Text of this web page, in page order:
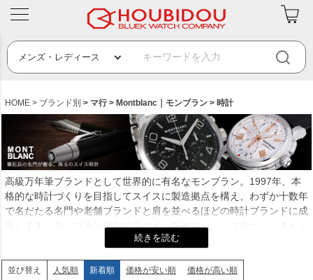
HOME ブランド別 マ行 Montblanc｜モンブラン 時計
高級万年筆ブランドとして世界的に有名なモンブラン。1997年、本
格的な時計づくりを目指してスイスに製造拠点を構え、わずか十数年
で名だたる名門や老舗ブランドと肩を並べるほどの時計ブランドに成
長します。モンブラン独自のスタイルを確立し、「スター」「タイム
ウォーカー」などの名作が次々と登場。そこに息づくのは本物のモノ
（オート・オルロジュリ）を遵守する姿勢です。時計からあふれ出す
並び替え 人気順 新着順 価格が安い順 価格が高い順